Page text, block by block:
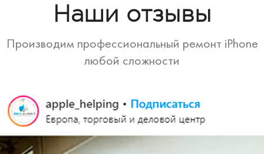
Наши отзывы
Производим профессиональный ремонт iPhone
любой сложности